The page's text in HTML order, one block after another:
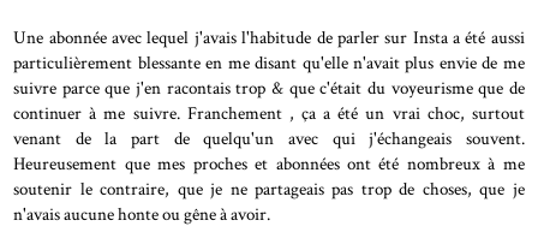
Une abonnée avec lequel j'avais l'habitude de parler sur Insta a été aussi
particulièrement blessante en me disant qu'elle n'avait plus envie de me
suivre parce que j'en racontais trop & que c'était du voyeurisme que de
continuer à me suivre. Franchement , ça a été un vrai choc, surtout
venant de la part de quelqu'un avec qui j'échangeais souvent.
Heureusement que mes proches et abonnées ont été nombreux à me
soutenir le contraire, que je ne partageais pas trop de choses, que je
n'avais aucune honte ou gêne à avoir.